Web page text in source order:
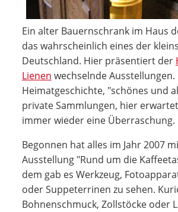
Ein alter Bauernschrank im Haus
das wahrscheinlich eines der
Deutschland. Hier präsentiert der
Lienen wechselnde Ausstellungen.
Heimatgeschichte, "schönes und
private Sammlungen, hier
immer wieder eine Überraschung.
Begonnen hat alles im Jahr 2007
Ausstellung "Rund um die
dem gab es Werkzeug,
oder Suppeterrinen zu sehen.
Bohnenschmuck, Zollstöcke oder